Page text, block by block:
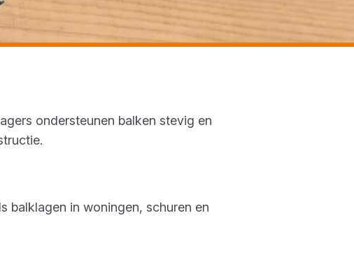
ondersteunen balken stevig en
balklagen in woningen, schuren en